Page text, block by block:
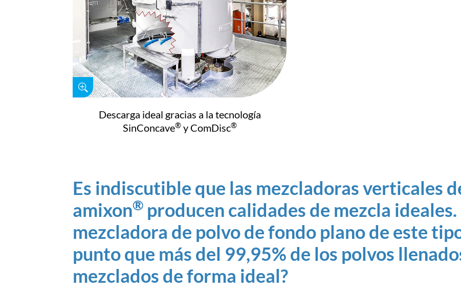
Descarga ideal gracias a la tecnología
SinConcave®y ComDisc®
Es indiscutible que las mezcladoras verticales
amixon® producen calidades de mezcla ideales.
mezcladora de polvo de fondo plano de este
punto que más del 99,95% de los polvos
mezclados de forma ideal?